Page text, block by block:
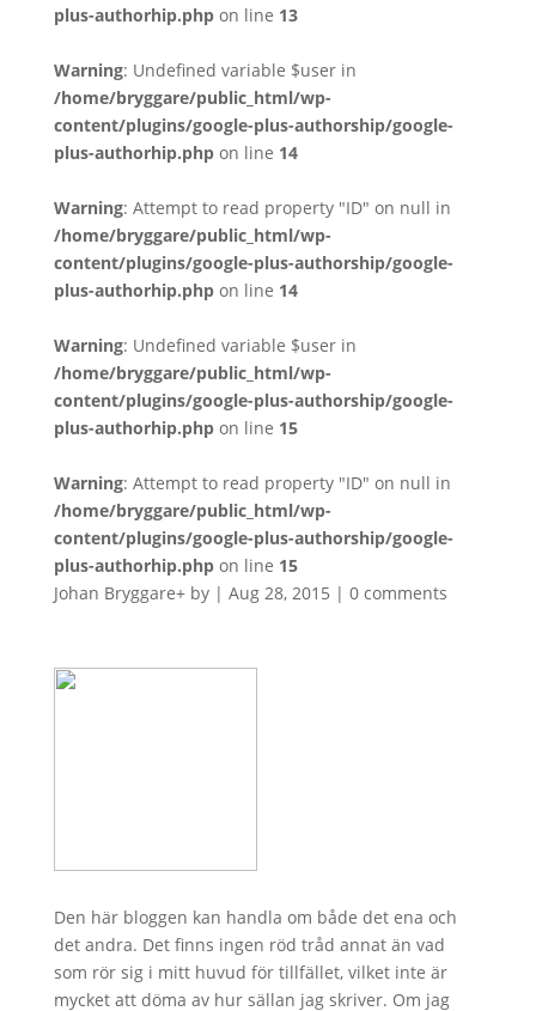
plus-authorhip.phpon line 13
Warning: Undefined variable $user in
/home/bryggare/public_html/wp-
content/plugins/google-plus-authorship/google-
plus-authorhip.phpon line 14
Warning: Attempt to read property "ID" on null in
/home/bryggare/public_html/wp-
content/plugins/google-plus-authorship/google-
plus-authorhip.phpon line 14
Warning: Undefined variable $user in
/home/bryggare/public_html/wp-
content/plugins/google-plus-authorship/google-
plus-authorhip.phpon line 15
Warning: Attempt to read property "ID" on null in
/home/bryggare/public_html/wp-
content/plugins/google-plus-authorship/google-
plus-authorhip.phpon line 15
Johan Bryggare+by | Aug 28, 2015 | 0 comments
Den här bloggen kan handla om både det ena och
det andra. Det finns ingen röd tråd annat än vad
som rör sig i mitt huvud för tillfället, vilket inte är
mycket att döma av hur sällan jag skriver. Om jag